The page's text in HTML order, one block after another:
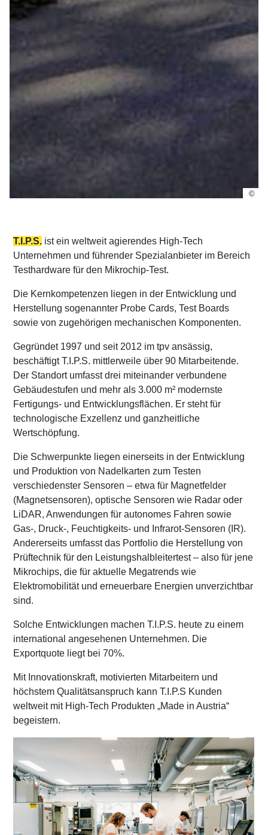
©
T.I.P.S. ist ein weltweit agierendes High-Tech
Unternehmen und führender Spezialanbieter im Bereich
Testhardware für den Mikrochip-Test.
Die Kernkompetenzen liegen in der Entwicklung und
Herstellung sogenannter Probe Cards, Test Boards
sowie von zugehörigen mechanischen Komponenten.
Gegründet 1997 und seit 2012 im tpv ansässig,
beschäftigt T.I.P.S. mittlerweile über 90 Mitarbeitende.
Der Standort umfasst drei miteinander verbundene
Gebäudestufen und mehr als 3.000 m² modernste
Fertigungs- und Entwicklungsflächen. Er steht für
technologische Exzellenz und ganzheitliche
Wertschöpfung.
Die Schwerpunkte liegen einerseits in der Entwicklung
und Produktion von Nadelkarten zum Testen
verschiedenster Sensoren – etwa für Magnetfelder
(Magnetsensoren), optische Sensoren wie Radar oder
LiDAR, Anwendungen für autonomes Fahren sowie
Gas-, Druck-, Feuchtigkeits- und Infrarot-Sensoren (IR).
Andererseits umfasst das Portfolio die Herstellung von
Prüftechnik für den Leistungshalbleitertest – also für jene
Mikrochips, die für aktuelle Megatrends wie
Elektromobilität und erneuerbare Energien unverzichtbar
sind.
Solche Entwicklungen machen T.I.P.S. heute zu einem
international angesehenen Unternehmen. Die
Exportquote liegt bei 70%.
Mit Innovationskraft, motivierten Mitarbeitern und
höchstem Qualitätsanspruch kann T.I.P.S Kunden
weltweit mit High-Tech Produkten „Made in Austria“
begeistern.